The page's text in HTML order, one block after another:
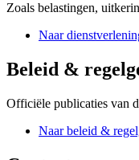
Zoals belastingen,
Naar
Beleid &
Officiële publicaties van
Naar beleid &